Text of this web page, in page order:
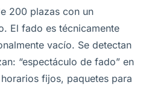
200 plazas con un
El fado es técnicamente
vacío. Se detectan
“espectáculo de fado” en
fijos, paquetes para